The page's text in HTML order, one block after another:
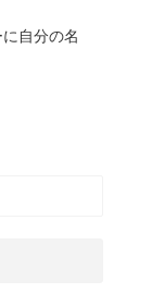
自分の名